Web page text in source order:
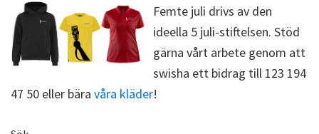
e
r
)
Femte juli drivs av den
ideella 5 juli-stiftelsen. Stöd
gärna vårt arbete genom att
swisha ett bidrag till 123 194
47 50 eller bära våra kläder!